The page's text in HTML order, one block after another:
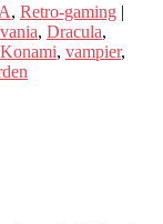
, Retro-gaming |
, Dracula,
Konami, vampier,